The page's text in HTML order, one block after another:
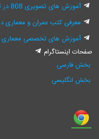
آموزش های تصویری 808 در تلگرام
معرفی کتب عمران و معماری
آموزش های تخصصی معماری
صفحات اینستاگرام
بخش فارسی
بخش انگلیسی